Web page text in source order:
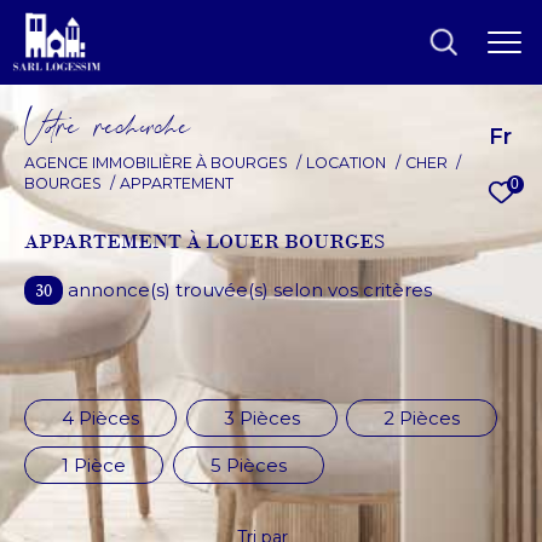
Fr
0
Vore recece
AGENCE IMMOBILIÈRE À BOURGES LOCATION
CHER
BOURGES
APPARTEMENT
APPARTEMENT À LOUER BOURGES
30 annonce(s) trouvée(s) selon vos critères
4 Pièces 3 Pièces 2 Pièces
1 Pièce 5 Pièces
Tri par
EFFECTUER UNE
RECHERCHE
et trouver le bien qui correspond à vos
critères
Type d'offre
Location
Type de bien
Type de bien